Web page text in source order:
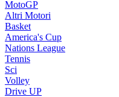
MotoGP
Altri Motori
Basket
America's Cup
Nations League
Tennis
Sci
Volley
Drive UP